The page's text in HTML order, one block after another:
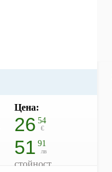
Цена:
26 54
€
51 91
лв
стойност